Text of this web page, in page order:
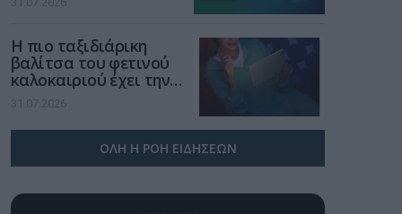
χώρο της άμυνας
Η πιο ταξιδιάρικη
βαλίτσα του φετινού
καλοκαιριού έχει την
υπογραφή της Xiaomi
31.07.2026
ΟΛΗ Η ΡΟΗ ΕΙΔΗΣΕΩΝ